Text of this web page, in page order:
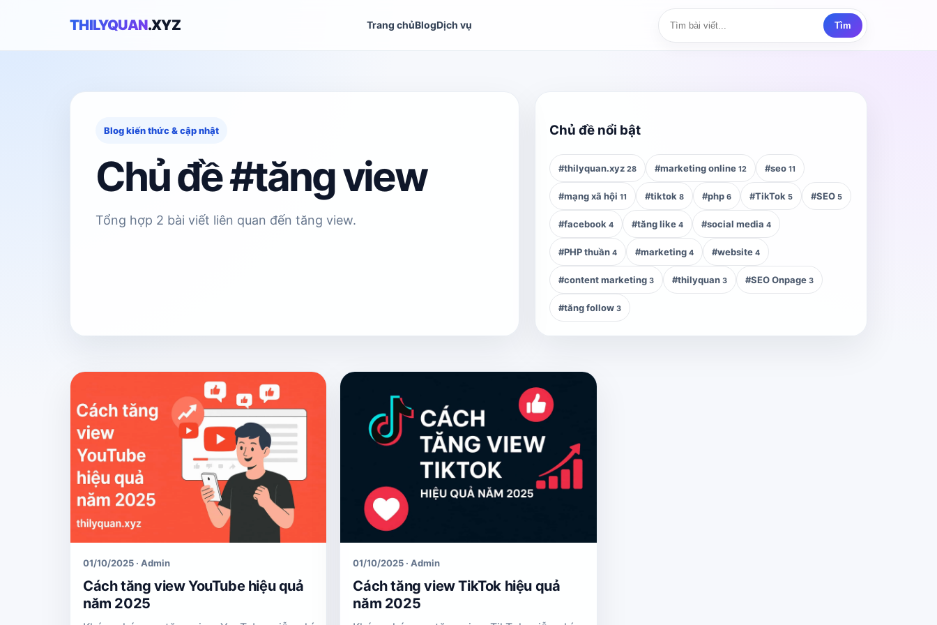
THILYQUAN.XYZ Trang chủBlogDịch vụ Tìm
Blog kiến thức & cập nhật
Chủ đề #tăng view
Tổng hợp 2 bài viết liên quan đến tăng view.
Chủ đề nổi bật
#thilyquan.xyz28 #marketing online12 #seo11
#mạng xã hội11 #tiktok8 #php6 #TikTok5 #SEO5
#facebook4 #tăng like4 #social media4
#PHP thuần4 #marketing4 #website4
#content marketing3 #thilyquan3 #SEO Onpage3
#tăng follow3
01/10/2025 · Admin
Cách tăng view YouTube hiệu quả
năm 2025
01/10/2025 · Admin
Cách tăng view TikTok hiệu quả
năm 2025